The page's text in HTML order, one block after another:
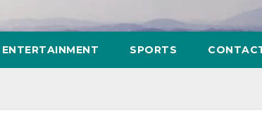
ENTERTAINMENT SPORTS